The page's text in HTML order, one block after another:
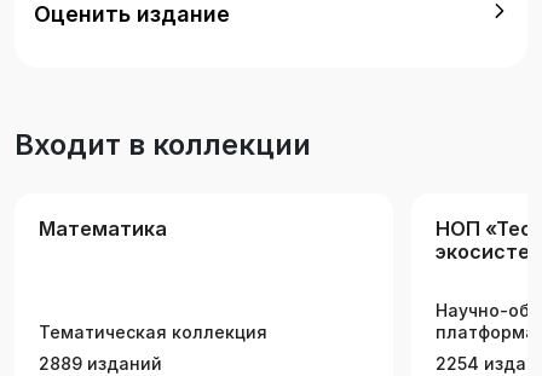
Оценить издание
Входит в коллекции
Математика
Тематическая коллекция
2889 изданий
НОП
Научно-
платформа
2254